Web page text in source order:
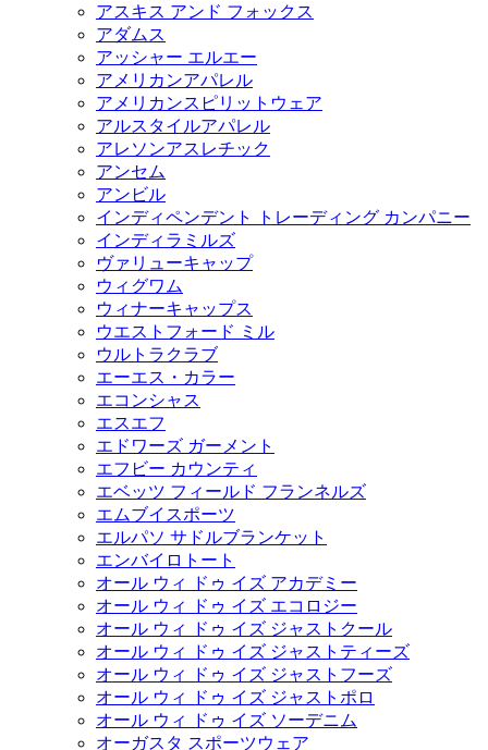
アスキス アンド フォックス
アダムス
アッシャー エルエー
アメリカンアパレル
アメリカンスピリットウェア
アルスタイルアパレル
アレソンアスレチック
アンセム
アンビル
インディペンデント トレーディング カンパニー
インディラミルズ
ヴァリューキャップ
ウィグワム
ウィナーキャップス
ウエストフォード ミル
ウルトラクラブ
エーエス・カラー
エコンシャス
エスエフ
エドワーズ ガーメント
エフビー カウンティ
エベッツ フィールド フランネルズ
エムブイスポーツ
エルパソ サドルブランケット
エンバイロトート
オール ウィ ドゥ イズ アカデミー
オール ウィ ドゥ イズ エコロジー
オール ウィ ドゥ イズ ジャストクール
オール ウィ ドゥ イズ ジャストティーズ
オール ウィ ドゥ イズ ジャストフーズ
オール ウィ ドゥ イズ ジャストポロ
オール ウィ ドゥ イズ ソーデニム
オーガスタ スポーツウェア